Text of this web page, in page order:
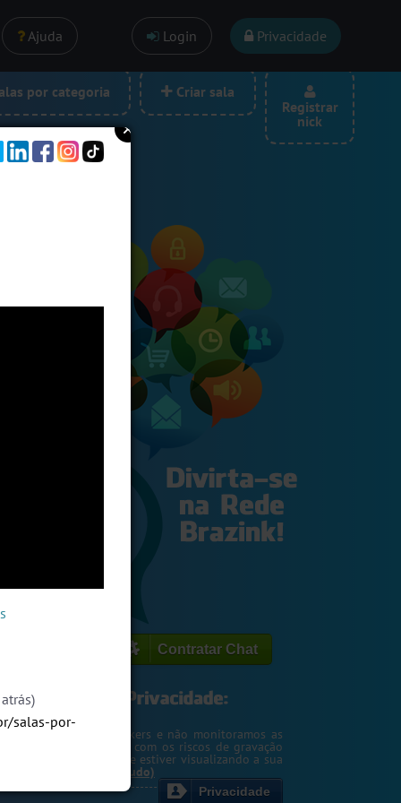
Ajuda Login Privacidade
por categoria
Criar sala
Registrar
nick
Contratar Chat
o seu IP de hackers e não monitoramos as
Entretanto, cuidado com os riscos de gravação
pela pessoa que estiver visualizando a sua
(Ler tudo)
Privacidade
salas-por-